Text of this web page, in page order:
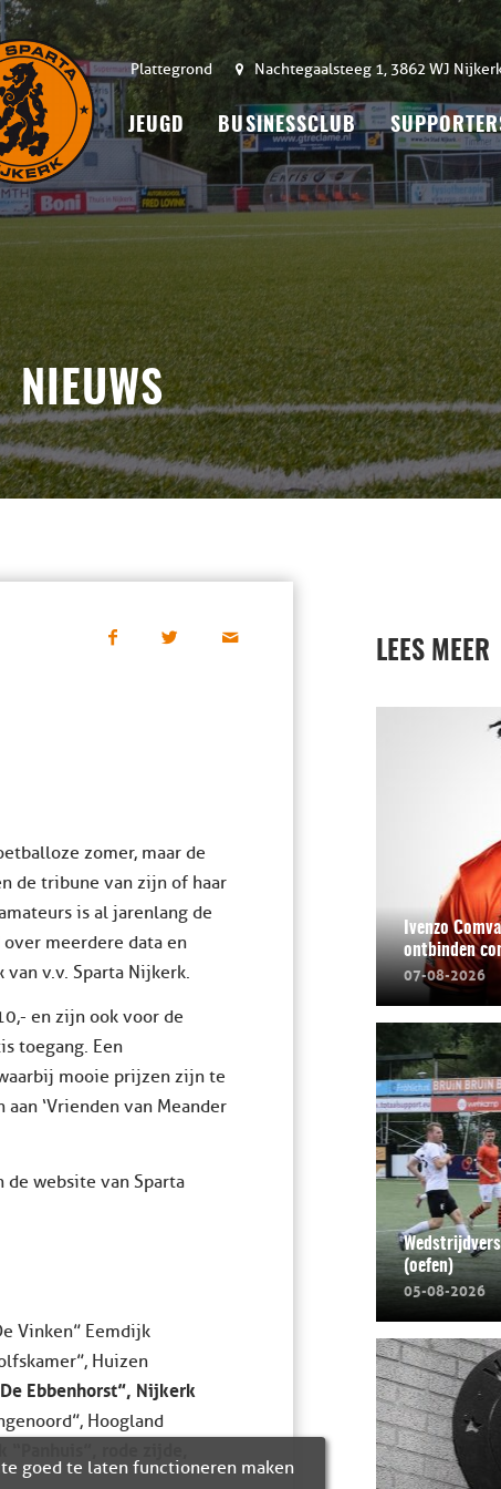
Plattegrond Nachtegaalsteeg 1, 3862 WJ
JEUGD BUSINESSCLUB
NIEUWS
zomer, maar de
de tribune van zijn of haar
is al jarenlang de
meerdere data en
v.v. Sparta Nijkerk.
en zijn ook voor de
toegang. Een
mooie prijzen zijn te
‘Vrienden van Meander
website van Sparta
Vinken” Eemdijk
Huizen
Ebbenhorst”, Nijkerk
Hoogland
rode zijde,
LEES MEER
Ivenzo
ontbinden
07-08-2026
(oefen)
05-08-2026
goed te laten functioneren maken